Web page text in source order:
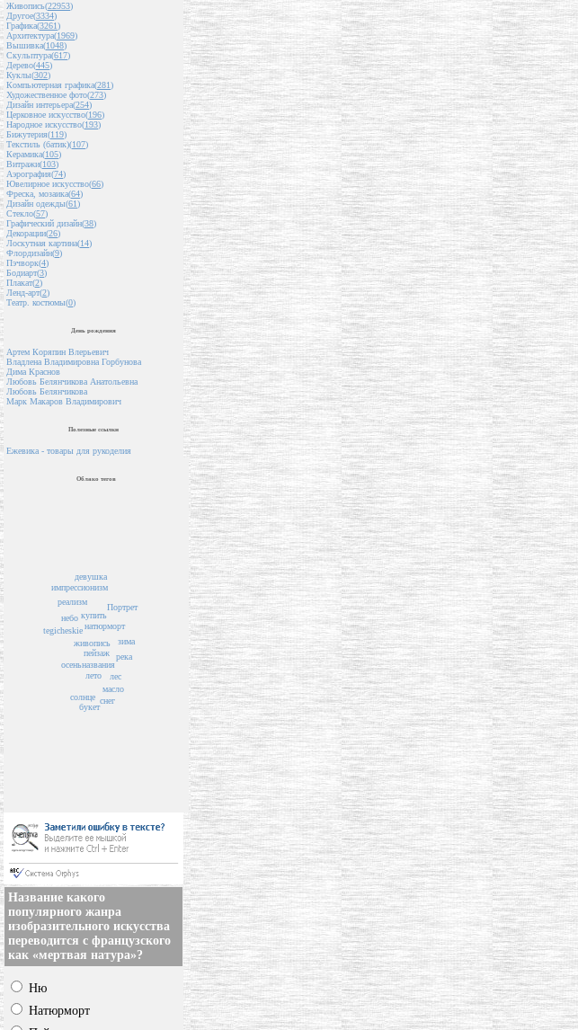
Живопись(22953)
Другое(3334)
Графика(3261)
Архитектура(1969)
Вышивка(1048)
Скульптура(617)
Дерево(445)
Куклы(302)
Компьютерная графика(281)
Художественное фото(273)
Дизайн интерьера(254)
Церковное искусство(196)
Народное искусство(193)
Бижутерия(119)
Текстиль (батик)(107)
Керамика(105)
Витражи(103)
Аэрография(74)
Ювелирное искусство(66)
Фреска, мозаика(64)
Дизайн одежды(61)
Стекло(57)
Графический дизайн(38)
Декорации(26)
Лоскутная картина(14)
Флордизайн(9)
Пэчворк(4)
Бодиарт(3)
Плакат(2)
Ленд-арт(2)
Театр. костюмы(0)
День рождения
Артем Коряпин Влерьевич
Владлена Владимировна Горбунова
Дима Краснов
Любовь Белянчикова Анатольевна
Любовь Белянчикова
Марк Макаров Владимирович
Полезные ссылки
Ежевика - товары для рукоделия
Облако тегов
пейзаж
названия
живопись
лето
натюрморт
купить
солнце
лес
зима
осень
букет
масло
река
снег
tegicheskie
реализм
небо
импрессионизм
Портрет
девушка
Название какого
популярного жанра
изобразительного искусства
переводится с французского
как «мертвая натура»?
Ню
Натюрморт